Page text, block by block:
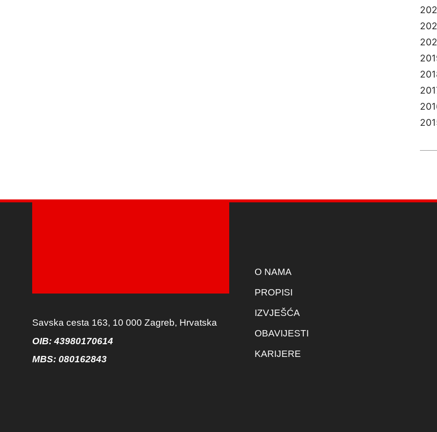
Savska cesta 163, 10 000 Zagreb, Hrvatska
OIB: 43980170614
MBS: 080162843
O NAMA
PROPISI
IZVJEŠĆA
OBAVIJESTI
KARIJERE